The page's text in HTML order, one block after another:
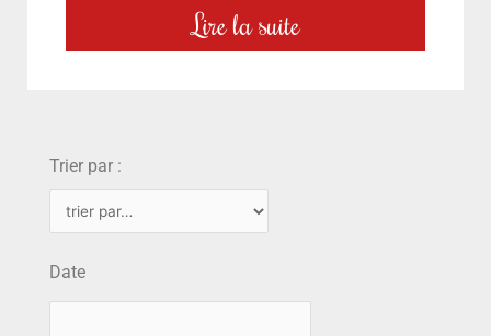
Lire la suite
Trier par :
Date